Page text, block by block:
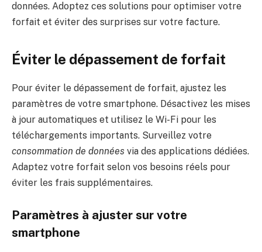
données. Adoptez ces solutions pour optimiser votre
forfait et éviter des surprises sur votre facture.
Éviter le dépassement de forfait
Pour éviter le dépassement de forfait, ajustez les
paramètres de votre smartphone. Désactivez les mises
à jour automatiques et utilisez le Wi-Fi pour les
téléchargements importants. Surveillez votre
consommation de données via des applications dédiées.
Adaptez votre forfait selon vos besoins réels pour
éviter les frais supplémentaires.
Paramètres à ajuster sur votre
smartphone